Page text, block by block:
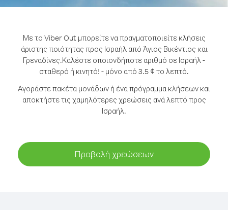
Με το Viber Out μπορείτε να πραγματοποιείτε κλήσεις
άριστης ποιότητας προς Ισραήλ από Άγιος Βικέντιος και
Γρεναδίνες.Καλέστε οποιονδήποτε αριθμό σε Ισραήλ -
σταθερό ή κινητό! - μόνο από 3.5 ¢ το λεπτό.
Αγοράστε πακέτα μονάδων ή ένα πρόγραμμα κλήσεων και
αποκτήστε τις χαμηλότερες χρεώσεις ανά λεπτό προς
Ισραήλ.
Προβολή χρεώσεων